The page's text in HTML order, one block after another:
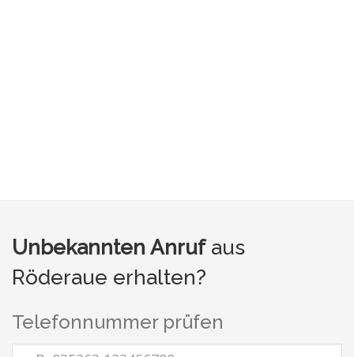
Unbekannten Anrufaus
Röderaue erhalten?
Telefonnummer prüfen